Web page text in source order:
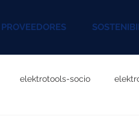
PROVEEDORES
elektrotools-socio